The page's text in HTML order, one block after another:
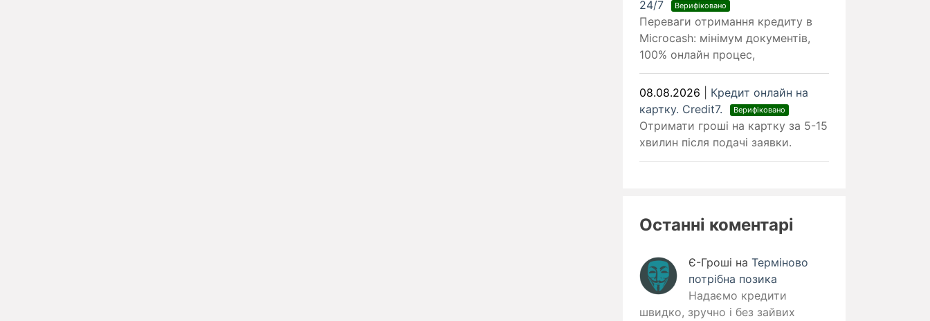
24/7
Верифіковано
Переваги отримання кредиту в
Microcash: мінімум документів,
100% онлайн процес,
08.08.2026
Кредит онлайн на
картку. Credit7.
Верифіковано
Отримати гроші на картку за 5-15
хвилин після подачі заявки.
Останні коментарі
Є-Гроші на Терміново
потрібна позика
Надаємо кредити
швидко, зручно і без зайвих